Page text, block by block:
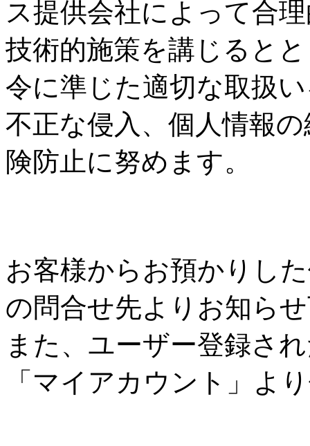
ス提供会社によって合
技術的施策を講じると
令に準じた適切な取扱
不正な侵入、個人情報
険防止に努めます。
お客様からお預かりし
の問合せ先よりお知ら
また、ユーザー登録さ
「マイアカウント」よ